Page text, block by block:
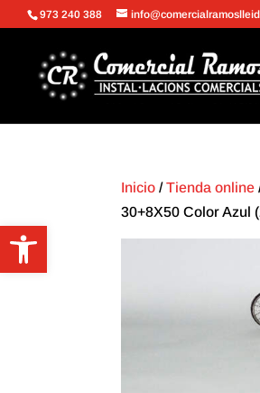
Abrir barra de herramientas
973 240 388
Inicio /Tienda online
30+8X50 Color Azul